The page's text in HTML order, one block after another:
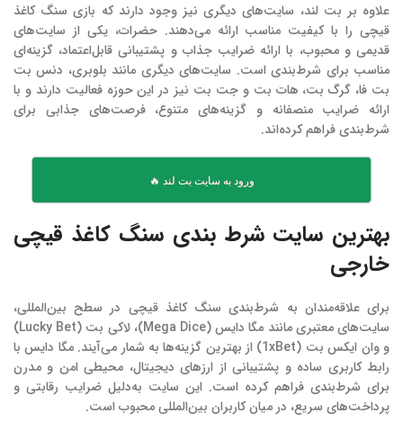
علاوه بر بت لند، سایت‌های دیگری نیز وجود دارند که بازی سنگ کاغذ
قیچی را با کیفیت مناسب ارائه می‌دهند. حضرات، یکی از سایت‌های
قدیمی و محبوب، با ارائه ضرایب جذاب و پشتیبانی قابل‌اعتماد، گزینه‌ای
مناسب برای شرط‌بندی است. سایت‌های دیگری مانند بلوبری، دنس بت
بت فا، گرگ بت، هات بت و جت بت نیز در این حوزه فعالیت دارند و با
ارائه ضرایب منصفانه و گزینه‌های متنوع، فرصت‌های جذابی برای
شرط‌بندی فراهم کرده‌اند.
ورود به سایت بت لند 🔥
بهترین سایت شرط بندی سنگ کاغذ قیچی
خارجی
برای علاقه‌مندان به شرط‌بندی سنگ کاغذ قیچی در سطح بین‌المللی،
سایت‌های معتبری مانند مگا دایس (Mega Dice)، لاکی بت (Lucky Bet)
و وان ایکس بت (1xBet) از بهترین گزینه‌ها به شمار می‌آیند. مگا دایس با
رابط کاربری ساده و پشتیبانی از ارزهای دیجیتال، محیطی امن و مدرن
برای شرط‌بندی فراهم کرده است. این سایت به‌دلیل ضرایب رقابتی و
پرداخت‌های سریع، در میان کاربران بین‌المللی محبوب است.